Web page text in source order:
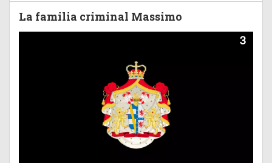
La familia criminal Massimo
3